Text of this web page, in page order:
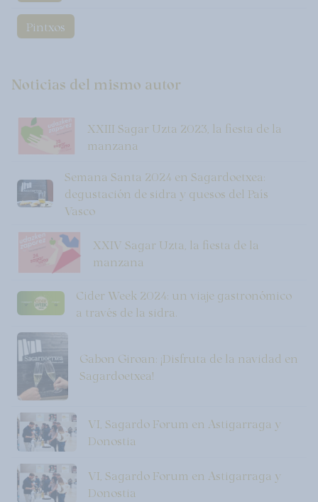
Pintxos
Noticias del mismo autor
XXIII Sagar Uzta 2023, la fiesta de la
manzana
Semana Santa 2024 en Sagardoetxea:
degustación de sidra y quesos del País
Vasco
XXIV Sagar Uzta, la fiesta de la
manzana
Cider Week 2024: un viaje gastronómico
a través de la sidra.
Gabon Giroan: ¡Disfruta de la navidad en
Sagardoetxea!
VI, Sagardo Forum en Astigarraga y
Donostia
VI, Sagardo Forum en Astigarraga y
Donostia